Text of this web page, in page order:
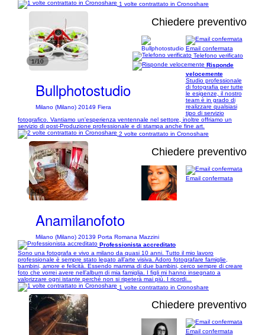
1 volte contrattato in Cronoshare
1/10
Chiedere preventivo
Bullphotostudio
Milano (Milano) 20149 Fiera
Email confermata
Telefono verificato
Risponde
velocemente
Studio professionale
di fotografia per tutte
le esigenze, il nostro
team è in grado di
realizzare qualsiasi
tipo di servizio
fotografico. Vantiamo un'esperienza ventennale nel settore, inoltre offriamo un
servizio di post-Produzione professionale e di stampa anche fine art.
2 volte contrattato in Cronoshare
1/15
Chiedere preventivo
Anamilanofoto
Milano (Milano) 20139 Porta Romana Mazzini
Email confermata
Professionista accreditato
Sono una fotografa e vivo a milano da quasi 10 anni. Tutto il mio lavoro
professionale è sempre stato legato all’arte visiva. Adoro fotografare famiglie,
bambini, amore e felicità. Essendo mamma di due bambini, cerco sempre di creare
foto che vorrei avere nell’album di mia famiglia. I figli mi hanno insegnato a
valorizzare ogni istante perché non si ripeterà mai più. I ricordi...
1 volte contrattato in Cronoshare
Chiedere preventivo
Email confermata